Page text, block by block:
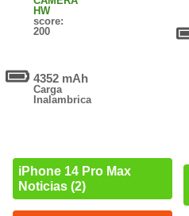
HW
score:
200
4352 mAh
Carga
Inalambrica
iPhone 14 Pro Max
Noticias (2)